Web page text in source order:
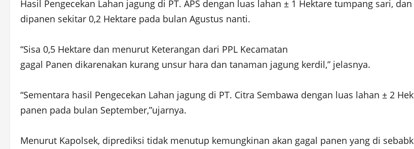
Hasil Pengecekan Lahan jagung di PT. APS dengan luas lahan ± 1 Hektare tumpang sari,
dipanen sekitar 0,2 Hektare pada bulan Agustus nanti.
“Sisa 0,5 Hektare dan menurut Keterangan dari PPL Kecamatan
gagal Panen dikarenakan kurang unsur hara dan tanaman jagung kerdil,” jelasnya.
“Sementara hasil Pengecekan Lahan jagung di PT. Citra Sembawa dengan luas lahan ± 2
panen pada bulan September,”ujarnya.
Menurut Kapolsek, diprediksi tidak menutup kemungkinan akan gagal panen yang di